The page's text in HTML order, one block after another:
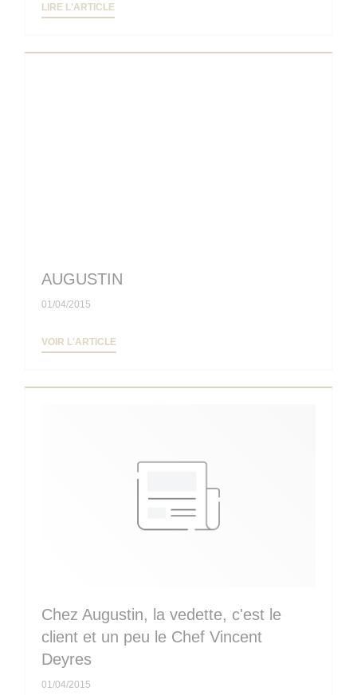
LIRE L'ARTICLE
AUGUSTIN
01/04/2015
VOIR L'ARTICLE
Chez Augustin, la vedette, c'est le
client et un peu le Chef Vincent
Deyres
01/04/2015